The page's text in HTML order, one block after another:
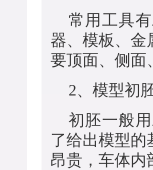
常用工具
器、模板、金
要顶面、侧面
2、模型初
初胚一般
了给出模型的
昂贵，车体内